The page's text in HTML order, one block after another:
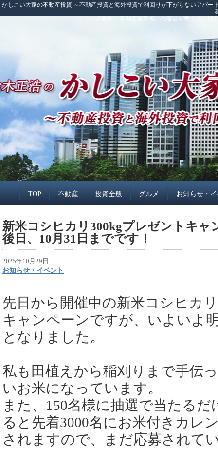
かしこい大家の不動産投資 ～不動産投資と海外投資で利回りが下がらないアパ
「<<超裏技>>不動産投資術」の著者が教える、
TOP 不動産 投資全般 グルメ お知らせ・
新米コシヒカリ300kgプレゼントキャ
後日、10月31日までです！
2025年10月29日
お知らせ・イベント
先日から開催中の新米コシヒカ
キャンペーンですが、いよいよ
となりました。
私も田植えから稲刈りまで手伝
いお米になっています。
また、150名様に抽選で当たる
ると先着3000名にお米付きカレ
されますので、まだ応募されて